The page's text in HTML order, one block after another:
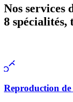
Nos services
8 spécialités,
Reproduction de